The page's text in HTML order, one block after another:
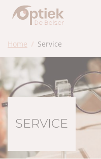
Home Service
SERVICE